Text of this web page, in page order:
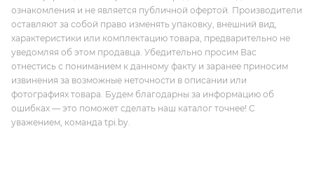
ознакомления и не является публичной офертой. Производители
оставляют за собой право изменять упаковку, внешний вид,
характеристики или комплектацию товара, предварительно не
уведомляя об этом продавца. Убедительно просим Вас
отнестись с пониманием к данному факту и заранее приносим
извинения за возможные неточности в описании или
фотографиях товара. Будем благодарны за информацию об
ошибках — это поможет сделать наш каталог точнее! С
уважением, команда tpi.by.